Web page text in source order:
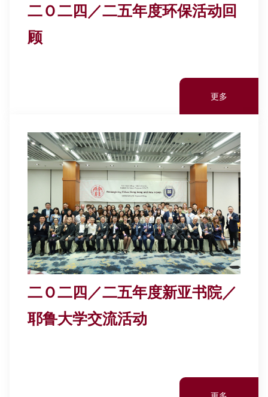
二Ｏ二四／二五年度环保活动回
顾
更多
二Ｏ二四／二五年度新亚书院／
耶鲁大学交流活动